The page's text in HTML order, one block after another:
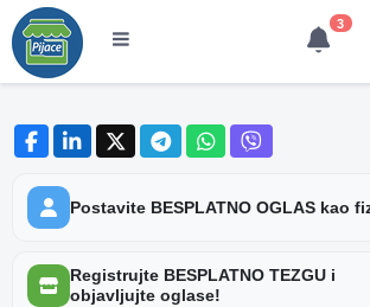
3
Postavite BESPLATNO OGLAS kao
Registrujte BESPLATNO TEZGU i
objavljujte oglase!